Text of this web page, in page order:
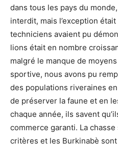
dans tous les pays du
interdit, mais l’exception
techniciens avaient pu
lions était en nombre
malgré le manque de
sportive, nous avons pu
des populations riveraines
de préserver la faune et en
chaque année, ils savent
commerce garanti. La
critères et les Burkinabè